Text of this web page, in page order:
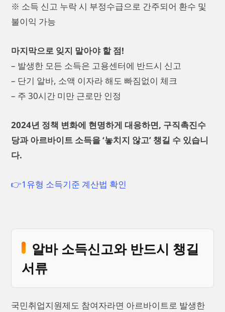
※ 소득 신고 누락 시 부정수급으로 간주되어 환수 및
불이익 가능
마지막으로 잊지 말아야 할 점!
– 발생한 모든 소득은 고용센터에 반드시 신고
– 단기 알바, 소액 이자라 해도 빠짐없이 체크
– 주 30시간 미만 근로만 인정
2024년 정책 변화에 현명하게 대응하면, 구직촉진수
당과 아르바이트 소득을 ‘놓치지 않고’ 챙길 수 있습니
다.
👉1유형 소득기준 계산법 확인
알바 소득신고와 반드시 챙길
서류
국민취업지원제도 참여자라면 아르바이트로 발생한